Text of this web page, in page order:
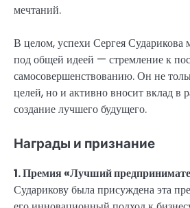
мечтаний.
В целом, успехи Сергея Сударикова
под общей идеей — стремление к
самосовершенствованию. Он не
целей, но и активно вносит вклад в
создание лучшего будущего.
Награды и признание
1. Премия «Лучший
Сударикову была присуждена эта